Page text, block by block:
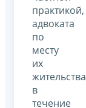
практикой,
адвоката
по
месту
их
жительства
в
течение